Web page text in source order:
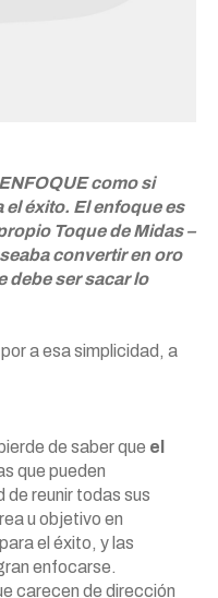
como si
éxito. El enfoque es
Toque de Midas –
convertir en oro
debe ser sacar lo
a esa simplicidad, a
de saber que el
que pueden
reunir todas sus
u objetivo en
el éxito, y las
enfocarse.
carecen de dirección